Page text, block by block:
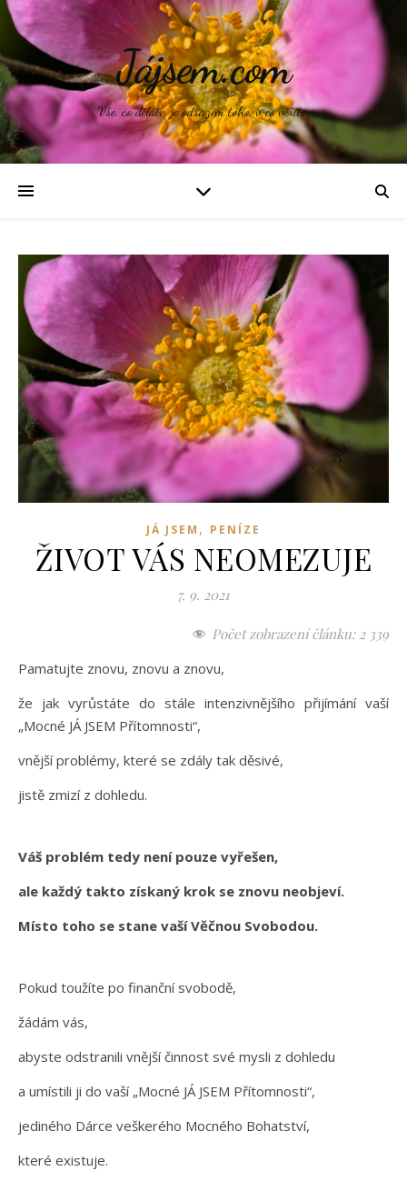
Jájsem.com
Vše, co děláte, je odrazem toho, v co věříte.
JÁ JSEM , PENÍZE
ŽIVOT VÁS NEOMEZUJE
7. 9. 2021
Počet zobrazení článku: 2 339
Pamatujte znovu, znovu a znovu,
že jak vyrůstáte do stále intenzivnějšího přijímání vaší
„Mocné JÁ JSEM Přítomnosti“,
vnější problémy, které se zdály tak děsivé,
jistě zmizí z dohledu.
Váš problém tedy není pouze vyřešen,
ale každý takto získaný krok se znovu neobjeví.
Místo toho se stane vaší Věčnou Svobodou.
Pokud toužíte po finanční svobodě,
žádám vás,
abyste odstranili vnější činnost své mysli z dohledu
a umístili ji do vaší „Mocné JÁ JSEM Přítomnosti“,
jediného Dárce veškerého Mocného Bohatství,
které existuje.